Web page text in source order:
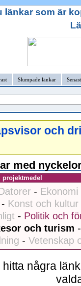
länkar som är
Slumpade länkar
och
med
-
- Konst och kultur
- Politik och
och turism
- Vetenskap
hitta några